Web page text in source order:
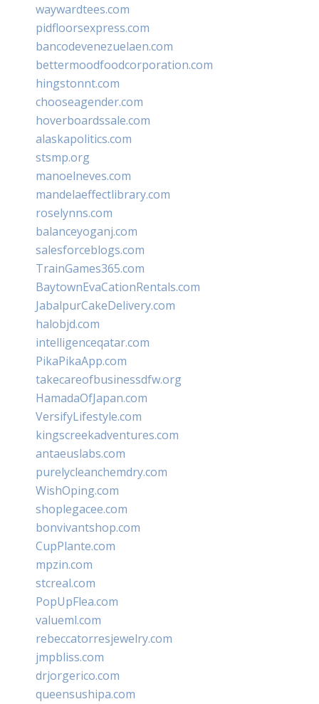
waywardtees.com
pidfloorsexpress.com
bancodevenezuelaen.com
bettermoodfoodcorporation.com
hingstonnt.com
chooseagender.com
hoverboardssale.com
alaskapolitics.com
stsmp.org
manoelneves.com
mandelaeffectlibrary.com
roselynns.com
balanceyoganj.com
salesforceblogs.com
TrainGames365.com
BaytownEvaCationRentals.com
JabalpurCakeDelivery.com
halobjd.com
intelligenceqatar.com
PikaPikaApp.com
takecareofbusinessdfw.org
HamadaOfJapan.com
VersifyLifestyle.com
kingscreekadventures.com
antaeuslabs.com
purelycleanchemdry.com
WishOping.com
shoplegacee.com
bonvivantshop.com
CupPlante.com
mpzin.com
stcreal.com
PopUpFlea.com
valueml.com
rebeccatorresjewelry.com
jmpbliss.com
drjorgerico.com
queensushipa.com